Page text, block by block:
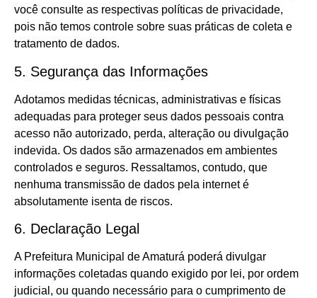
você consulte as respectivas políticas de privacidade,
pois não temos controle sobre suas práticas de coleta e
tratamento de dados.
5. Segurança das Informações
Adotamos medidas técnicas, administrativas e físicas
adequadas para proteger seus dados pessoais contra
acesso não autorizado, perda, alteração ou divulgação
indevida. Os dados são armazenados em ambientes
controlados e seguros. Ressaltamos, contudo, que
nenhuma transmissão de dados pela internet é
absolutamente isenta de riscos.
6. Declaração Legal
A Prefeitura Municipal de Amaturá poderá divulgar
informações coletadas quando exigido por lei, por ordem
judicial, ou quando necessário para o cumprimento de